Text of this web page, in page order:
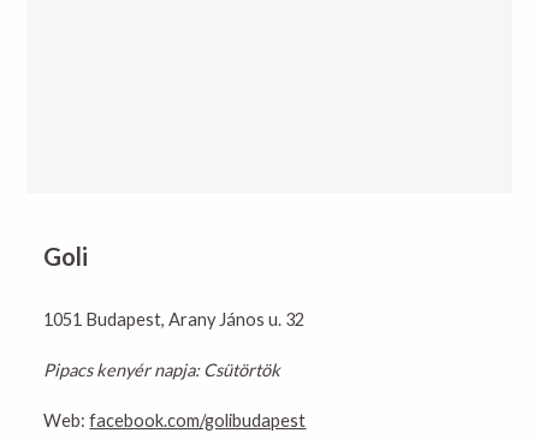
Goli
1051 Budapest, Arany János u. 32
Pipacs kenyér napja: Csütörtök
Web:facebook.com/golibudapest